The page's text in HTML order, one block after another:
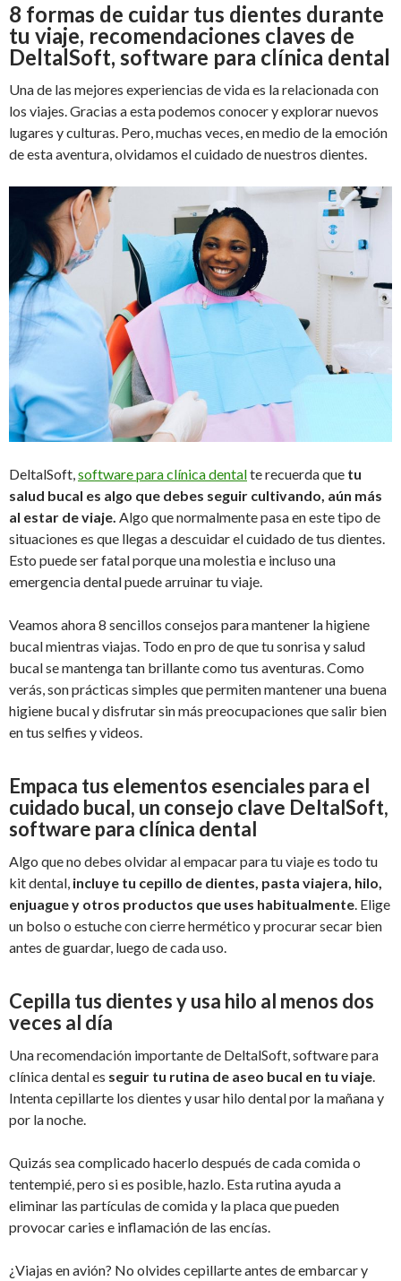
8 formas de cuidar tus dientes durante
tu viaje, recomendaciones claves de
DeltalSoft, software para clínica dental
Una de las mejores experiencias de vida es la relacionada con
los viajes. Gracias a esta podemos conocer y explorar nuevos
lugares y culturas. Pero, muchas veces, en medio de la emoción
de esta aventura, olvidamos el cuidado de nuestros dientes.
DeltalSoft,software para clínica dentalte recuerda que tu
salud bucal es algo que debes seguir cultivando, aún más
al estar de viaje. Algo que normalmente pasa en este tipo de
situaciones es que llegas a descuidar el cuidado de tus dientes.
Esto puede ser fatal porque una molestia e incluso una
emergencia dental puede arruinar tu viaje.
Veamos ahora 8 sencillos consejos para mantener la higiene
bucal mientras viajas. Todo en pro de que tu sonrisa y salud
bucal se mantenga tan brillante como tus aventuras. Como
verás, son prácticas simples que permiten mantener una buena
higiene bucal y disfrutar sin más preocupaciones que salir bien
en tus selfies y videos.
Empaca tus elementos esenciales para el
cuidado bucal, un consejo clave DeltalSoft,
software para clínica dental
Algo que no debes olvidar al empacar para tu viaje es todo tu
kit dental, incluye tu cepillo de dientes, pasta viajera, hilo,
enjuague y otros productos que uses habitualmente. Elige
un bolso o estuche con cierre hermético y procurar secar bien
antes de guardar, luego de cada uso.
Cepilla tus dientes y usa hilo al menos dos
veces al día
Una recomendación importante de DeltalSoft, software para
clínica dental es seguir tu rutina de aseo bucal en tu viaje.
Intenta cepillarte los dientes y usar hilo dental por la mañana y
por la noche.
Quizás sea complicado hacerlo después de cada comida o
tentempié, pero si es posible, hazlo. Esta rutina ayuda a
eliminar las partículas de comida y la placa que pueden
provocar caries e inflamación de las encías.
¿Viajas en avión? No olvides cepillarte antes de embarcar y